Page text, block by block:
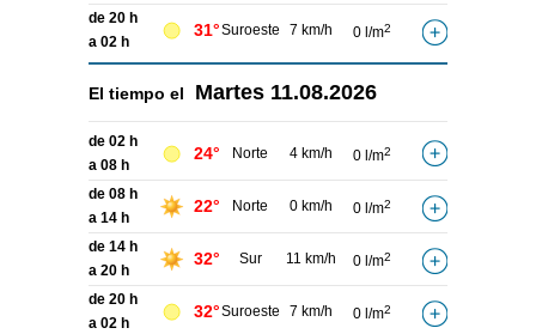
de 20 h
a 02 h
31°Suroeste 7 km/h 0 l/m2
El tiempo el Martes 11.08.2026
de 02 h
a 08 h
24° Norte 4 km/h 0 l/m2
de 08 h
a 14 h
22° Norte 0 km/h 0 l/m2
de 14 h
a 20 h
32° Sur 11 km/h 0 l/m2
de 20 h
a 02 h
32°Suroeste 7 km/h 0 l/m2